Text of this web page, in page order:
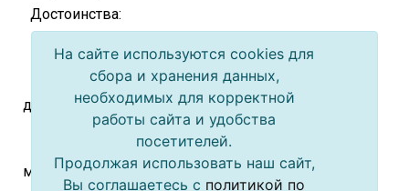
Достоинства:
– не впитывает жир и влагу
– легко отделяется друг от друга
– изготовлена из жаропрочного пергамента с
допустимой температурой до 2800 С)
– удобно брать в руки и размещать в упаковке
– может использоваться как в СВЧ-печи, так и в
морозильной камере
На сайте используются cookies для
сбора и хранения данных,
необходимых для корректной
работы сайта и удобства
посетителей.
Продолжая использовать наш сайт,
Вы соглашаетесь с политикой по